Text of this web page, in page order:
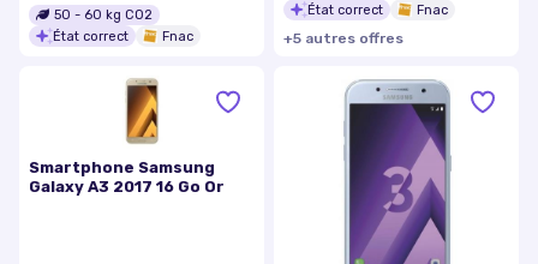
50 - 60 kg CO2
État correct
Fnac
État correct
Fnac
+5 autres offres
Smartphone Samsung
Galaxy A3 2017 16 Go Or